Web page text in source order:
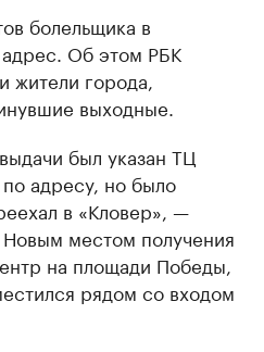
болельщика в
Об этом РБК
жители города,
выходные.
был указан ТЦ
адресу, но было
в «Кловер», —
местом получения
на площади Победы,
рядом со входом